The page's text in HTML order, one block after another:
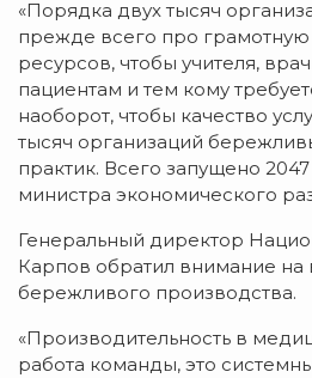
«Порядка двух тысяч
прежде всего про
ресурсов, чтобы учителя,
пациентам и тем кому
наоборот, чтобы качество
тысяч организаций
практик. Всего запущено
министра экономического
Генеральный директор
Карпов обратил внимание на
бережливого производства.
«Производительность в
работа команды, это